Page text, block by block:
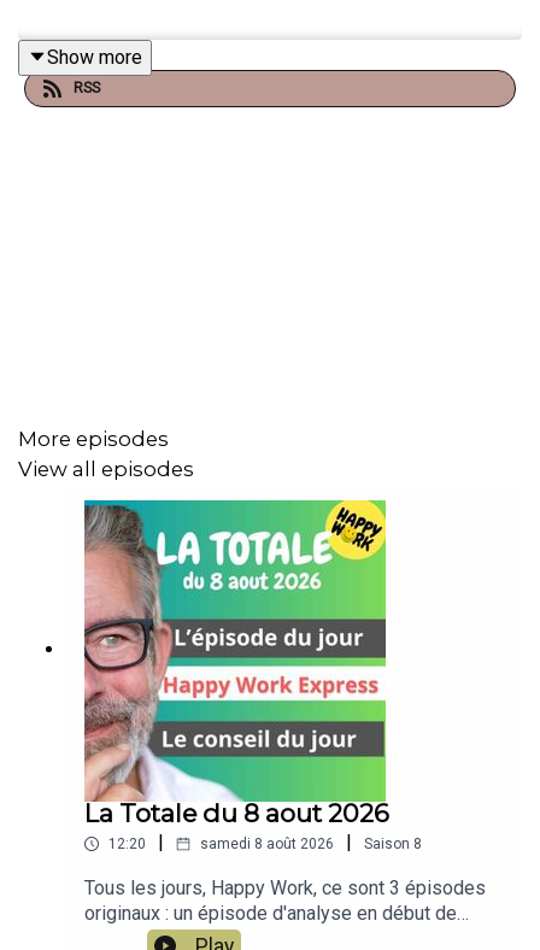
Show more
RSS
More episodes
View all episodes
La Totale du 8 aout 2026
12:20 samedi 8 août 2026 Saison 8
Tous les jours, Happy Work, ce sont 3 épisodes
originaux : un épisode d'analyse en début de
journée, l'analyse d'un chiffre RH en milieu de